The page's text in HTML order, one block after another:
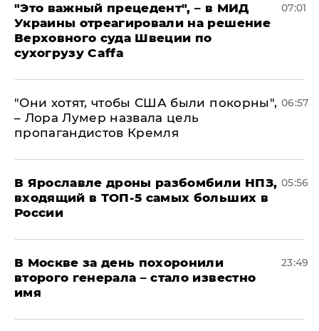
"Это важный прецедент", – в МИД
Украины отреагировали на решение
Верховного суда Швеции по
сухогрузу Caffa
07:01
"Они хотят, чтобы США были покорны",
– Лора Лумер назвала цель
пропагандистов Кремля
06:57
В Ярославле дроны разбомбили НПЗ,
входящий в ТОП-5 самых больших в
России
05:56
В Москве за день похоронили
второго генерала – стало известно
имя
23:49